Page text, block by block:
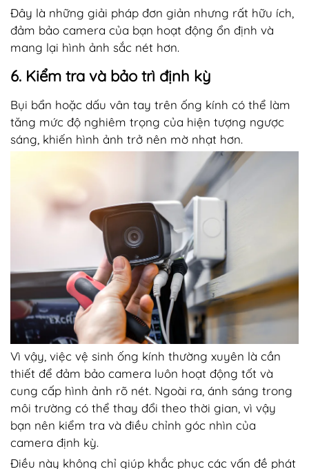
Đây là những giải pháp đơn giản nhưng rất hữu ích,
đảm bảo camera của bạn hoạt động ổn định và
mang lại hình ảnh sắc nét hơn.
6. Kiểm tra và bảo trì định kỳ
Bụi bẩn hoặc dấu vân tay trên ống kính có thể làm
tăng mức độ nghiêm trọng của hiện tượng ngược
sáng, khiến hình ảnh trở nên mờ nhạt hơn.
Vì vậy, việc vệ sinh ống kính thường xuyên là cần
thiết để đảm bảo camera luôn hoạt động tốt và
cung cấp hình ảnh rõ nét. Ngoài ra, ánh sáng trong
môi trường có thể thay đổi theo thời gian, vì vậy
bạn nên kiểm tra và điều chỉnh góc nhìn của
camera định kỳ.
Điều này không chỉ giúp khắc phục các vấn đề phát